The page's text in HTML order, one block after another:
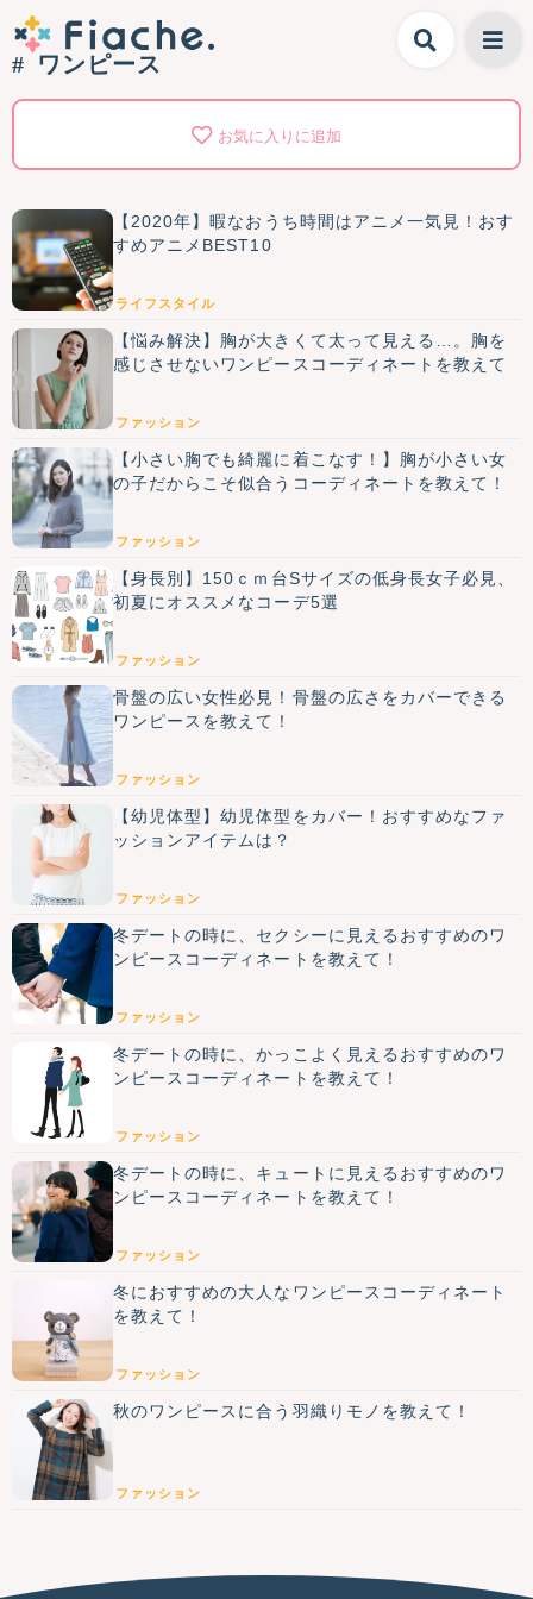
ワンピース
お気に入りに追加
【2020年】暇なおうち時間はアニメ一気見！おす
すめアニメBEST10
ライフスタイル
【悩み解決】胸が大きくて太って見える…。胸を
感じさせないワンピースコーディネートを教えて
ファッション
【小さい胸でも綺麗に着こなす！】胸が小さい女
の子だからこそ似合うコーディネートを教えて！
ファッション
【身長別】150ｃｍ台Sサイズの低身長女子必見、
初夏にオススメなコーデ5選
ファッション
骨盤の広い女性必見！骨盤の広さをカバーできる
ワンピースを教えて！
ファッション
【幼児体型】幼児体型をカバー！おすすめなファ
ッションアイテムは？
ファッション
冬デートの時に、セクシーに見えるおすすめのワ
ンピースコーディネートを教えて！
ファッション
冬デートの時に、かっこよく見えるおすすめのワ
ンピースコーディネートを教えて！
ファッション
冬デートの時に、キュートに見えるおすすめのワ
ンピースコーディネートを教えて！
ファッション
冬におすすめの大人なワンピースコーディネート
を教えて！
ファッション
秋のワンピースに合う羽織りモノを教えて！
ファッション